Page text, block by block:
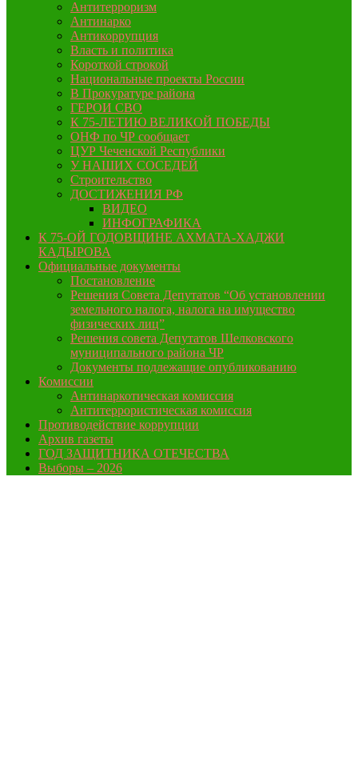
Антитерроризм
Антинарко
Антикоррупция
Власть и политика
Короткой строкой
Национальные проекты России
В Прокуратуре района
ГЕРОИ СВО
К 75-ЛЕТИЮ ВЕЛИКОЙ ПОБЕДЫ
ОНФ по ЧР сообщает
ЦУР Чеченской Республики
У НАШИХ СОСЕДЕЙ
Строительство
ДОСТИЖЕНИЯ РФ
ВИДЕО
ИНФОГРАФИКА
К 75-ОЙ ГОДОВЩИНЕ АХМАТА-ХАДЖИ
КАДЫРОВА
Официальные документы
Постановление
Решения Совета Депутатов “Об установлении
земельного налога, налога на имущество
физических лиц”
Решения совета Депутатов Шелковского
муниципального района ЧР
Документы подлежащие опубликованию
Комиссии
Антинаркотическая комиссия
Антитеррористическая комиссия
Противодействие коррупции
Архив газеты
ГОД ЗАЩИТНИКА ОТЕЧЕСТВА
Выборы – 2026